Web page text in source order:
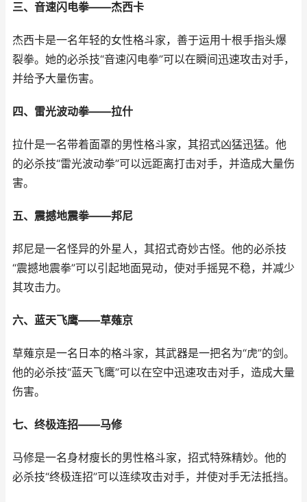
三、音速闪电拳——杰西卡
杰西卡是一名年轻的女性格斗家，善于运用十根手指头爆
裂拳。她的必杀技“音速闪电拳”可以在瞬间迅速攻击对手，
并给予大量伤害。
四、雷光波动拳——拉什
拉什是一名带着面罩的男性格斗家，其招式凶猛迅猛。他
的必杀技“雷光波动拳”可以远距离打击对手，并造成大量伤
害。
五、震撼地震拳——邦尼
邦尼是一名怪异的外星人，其招式奇妙古怪。他的必杀技
“震撼地震拳”可以引起地面晃动，使对手摇晃不稳，并减少
其攻击力。
六、蓝天飞鹰——草薙京
草薙京是一名日本的格斗家，其武器是一把名为“虎”的剑。
他的必杀技“蓝天飞鹰”可以在空中迅速攻击对手，造成大量
伤害。
七、终极连招——马修
马修是一名身材瘦长的男性格斗家，招式特殊精妙。他的
必杀技“终极连招”可以连续攻击对手，并使对手无法抵挡。